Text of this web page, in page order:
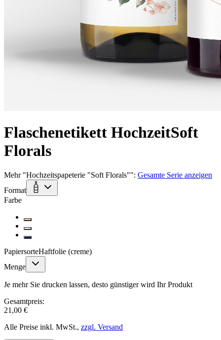
Flaschenetikett HochzeitSoft
Florals
Mehr"Hochzeitspapeterie "Soft Florals"": Gesamte Serie anzeigen
Format
Farbe
PapiersorteHaftfolie (creme)
Menge
Je mehr Sie drucken lassen, desto günstiger wird Ihr Produkt
Gesamtpreis:
21,00 €
Alle Preise inkl. MwSt., zzgl. Versand